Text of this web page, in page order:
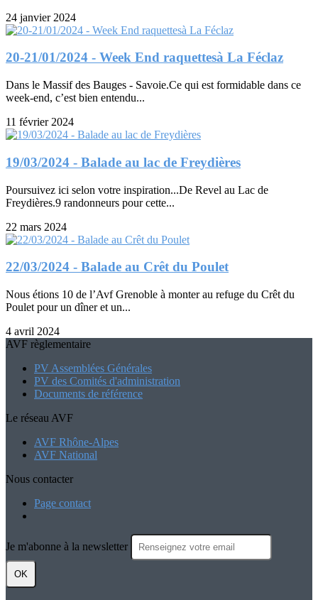
24 janvier 2024
20-21/01/2024 - Week End raquettesà La Féclaz
Dans le Massif des Bauges - Savoie.Ce qui est formidable dans ce
week-end, c’est bien entendu...
11 février 2024
19/03/2024 - Balade au lac de Freydières
Poursuivez ici selon votre inspiration...De Revel au Lac de
Freydières.9 randonneurs pour cette...
22 mars 2024
22/03/2024 - Balade au Crêt du Poulet
Nous étions 10 de l’Avf Grenoble à monter au refuge du Crêt du
Poulet pour un dîner et un...
4 avril 2024
AVF règlementaire
PV Assemblées Générales
PV des Comités d'administration
Documents de référence
Le réseau AVF
AVF Rhône-Alpes
AVF National
Nous contacter
Page contact
Je m'abonne à la newsletter
OK